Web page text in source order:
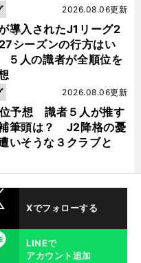
導入されたJ1リーグ2
シーズンの行方はい
人の識者が全順位を
2026.08.06更新
予想 識者５人が推す
筆頭は？ J2降格の憂
いそうな３クラブと
2026.08.06更新
Xでフォローする
LINEで
アカウント追加